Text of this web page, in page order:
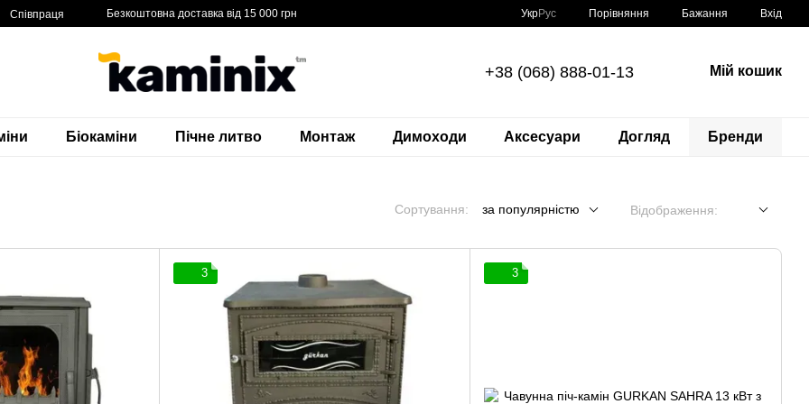
Співпраця
Безкоштовна доставка від 15 000 грн УкрРус Порівняння Бажання Вхід
+38 (068) 888-01-13 Мій кошик
Біокаміни Пічне литво Монтаж Димоходи Аксесуари Догляд Бренди
Сортування: за популярністю Відображення:
3 3